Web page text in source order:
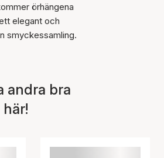
örhängena
elegant och
smyckessamling.
andra bra